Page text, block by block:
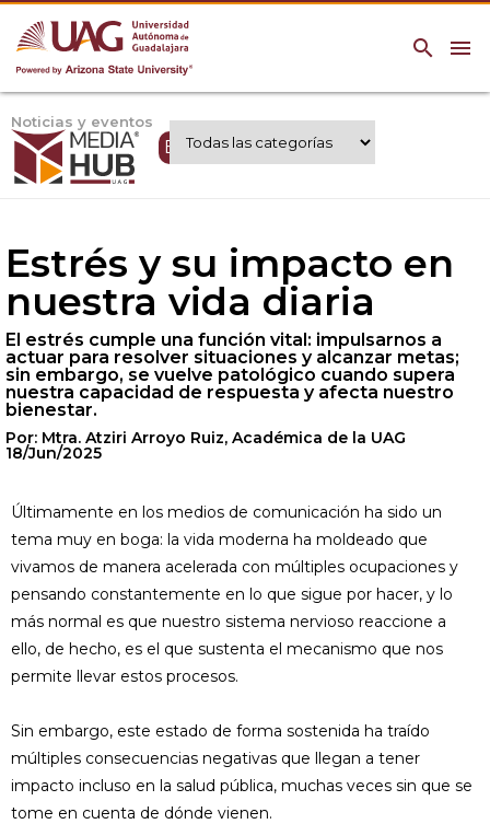
menu
search
Noticias y eventos
Expertos UAG
Estrés y su impacto en
nuestra vida diaria
El estrés cumple una función vital: impulsarnos a
actuar para resolver situaciones y alcanzar metas;
sin embargo, se vuelve patológico cuando supera
nuestra capacidad de respuesta y afecta nuestro
bienestar.
Por: Mtra. Atziri Arroyo Ruiz, Académica de la UAG
18/Jun/2025
Últimamente en los medios de comunicación ha sido un
tema muy en boga: la vida moderna ha moldeado que
vivamos de manera acelerada con múltiples ocupaciones y
pensando constantemente en lo que sigue por hacer, y lo
más normal es que nuestro sistema nervioso reaccione a
ello, de hecho, es el que sustenta el mecanismo que nos
permite llevar estos procesos.
Sin embargo, este estado de forma sostenida ha traído
múltiples consecuencias negativas que llegan a tener
impacto incluso en la salud pública, muchas veces sin que se
tome en cuenta de dónde vienen.